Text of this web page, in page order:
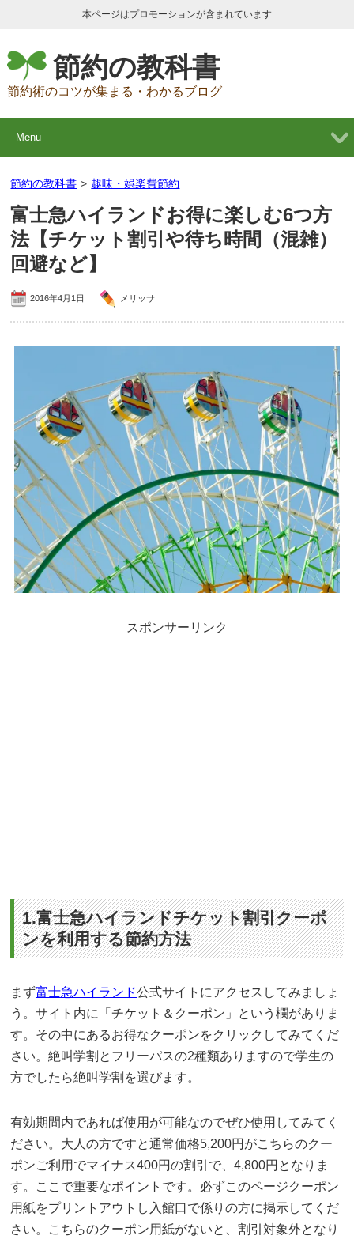
本ページはプロモーションが含まれています
節約の教科書
節約術のコツが集まる・わかるブログ
Menu
節約の教科書 > 趣味・娯楽費節約
富士急ハイランドお得に楽しむ6つ方
法【チケット割引や待ち時間（混雑）
回避など】
2016年4月1日 メリッサ
スポンサーリンク
1.富士急ハイランドチケット割引クーポ
ンを利用する節約方法
まず富士急ハイランド公式サイトにアクセスしてみましょ
う。サイト内に「チケット＆クーポン」という欄がありま
す。その中にあるお得なクーポンをクリックしてみてくだ
さい。絶叫学割とフリーパスの2種類ありますので学生の
方でしたら絶叫学割を選びます。
有効期間内であれば使用が可能なのでぜひ使用してみてく
ださい。大人の方ですと通常価格5,200円がこちらのクー
ポンご利用でマイナス400円の割引で、4,800円となりま
す。ここで重要なポイントです。必ずこのページクーポン
用紙をプリントアウトし入館口で係りの方に掲示してくだ
さい。こちらのクーポン用紙がないと、割引対象外となり